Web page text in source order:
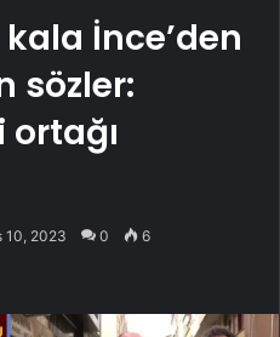
kala İnce’den
sözler:
ortağı
10, 2023 0 6